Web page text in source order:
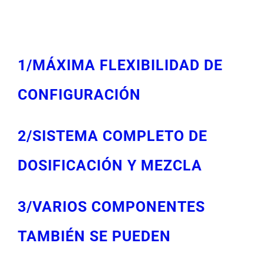
1/MÁXIMA FLEXIBILIDAD DE
CONFIGURACIÓN
2/SISTEMA COMPLETO DE
DOSIFICACIÓN Y MEZCLA
3/VARIOS COMPONENTES
TAMBIÉN SE PUEDEN